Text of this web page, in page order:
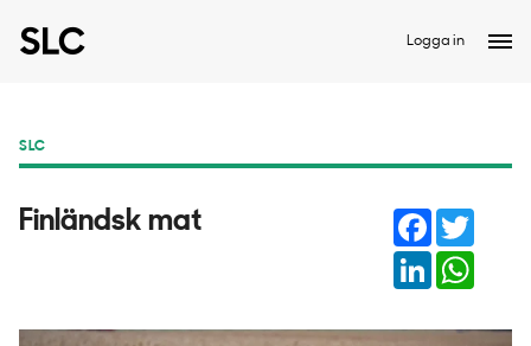
Logga in
SLC
Finländsk mat Facebook
LinkedIn